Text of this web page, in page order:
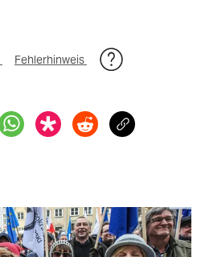
Fehlerhinweis